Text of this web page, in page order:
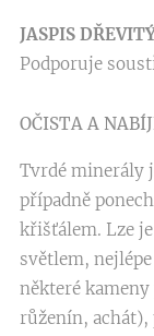
JASPIS
Podporuje
OČISTA A
Tvrdé minerály
případně
křišťálem. Lze
světlem,
některé
růženín, achát),